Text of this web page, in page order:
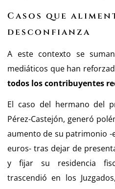
Casos que
desconfianza
A este contexto se
mediáticos que han
todos los contribuyentes
El caso del hermano del
Pérez-Castejón, generó
aumento de su patrimonio
euros- tras dejar de
y fijar su residencia
trascendió en los Juzgados,